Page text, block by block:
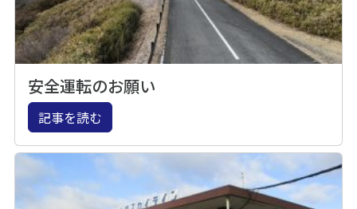
安全運転のお願い
記事を読む